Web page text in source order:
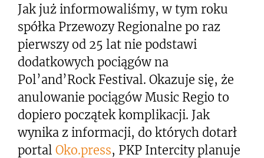
Jak już informowaliśmy, w tym roku
spółka Przewozy Regionalne po raz
pierwszy od 25 lat nie podstawi
dodatkowych pociągów na
Pol’and’Rock Festival. Okazuje się, że
anulowanie pociągów Music Regio to
dopiero początek komplikacji. Jak
wynika z informacji, do których dotarł
portal Oko.press, PKP Intercity planuje